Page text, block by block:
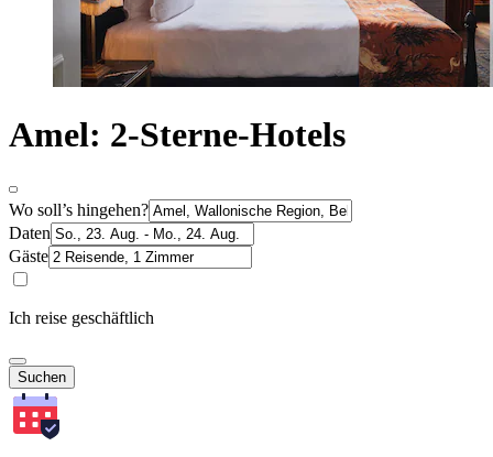
Amel: 2-Sterne-Hotels
Wo soll’s hingehen?
Daten
Gäste
Ich reise geschäftlich
Suchen